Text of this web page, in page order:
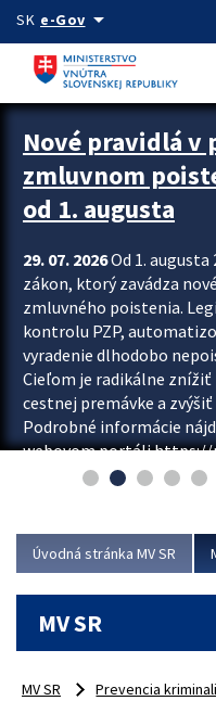
Preskocit na hlavný obsah
SK e-Govarrow_drop_down
Zastavit automatický posun
Nové pravidlá v
zmluvnom
od 1. augusta
29. 07. 2026Od 1. augusta
zákon, ktorý zavádza
zmluvného poistenia.
kontrolu PZP,
vyradenie dlhodobo
Cieľom je radikálne
cestnej premávke a
Podrobné informácie
webovom portáli https://
ktorom od augusta
Úvodná stránka MV SR
MV SR
MV SR Prevencia